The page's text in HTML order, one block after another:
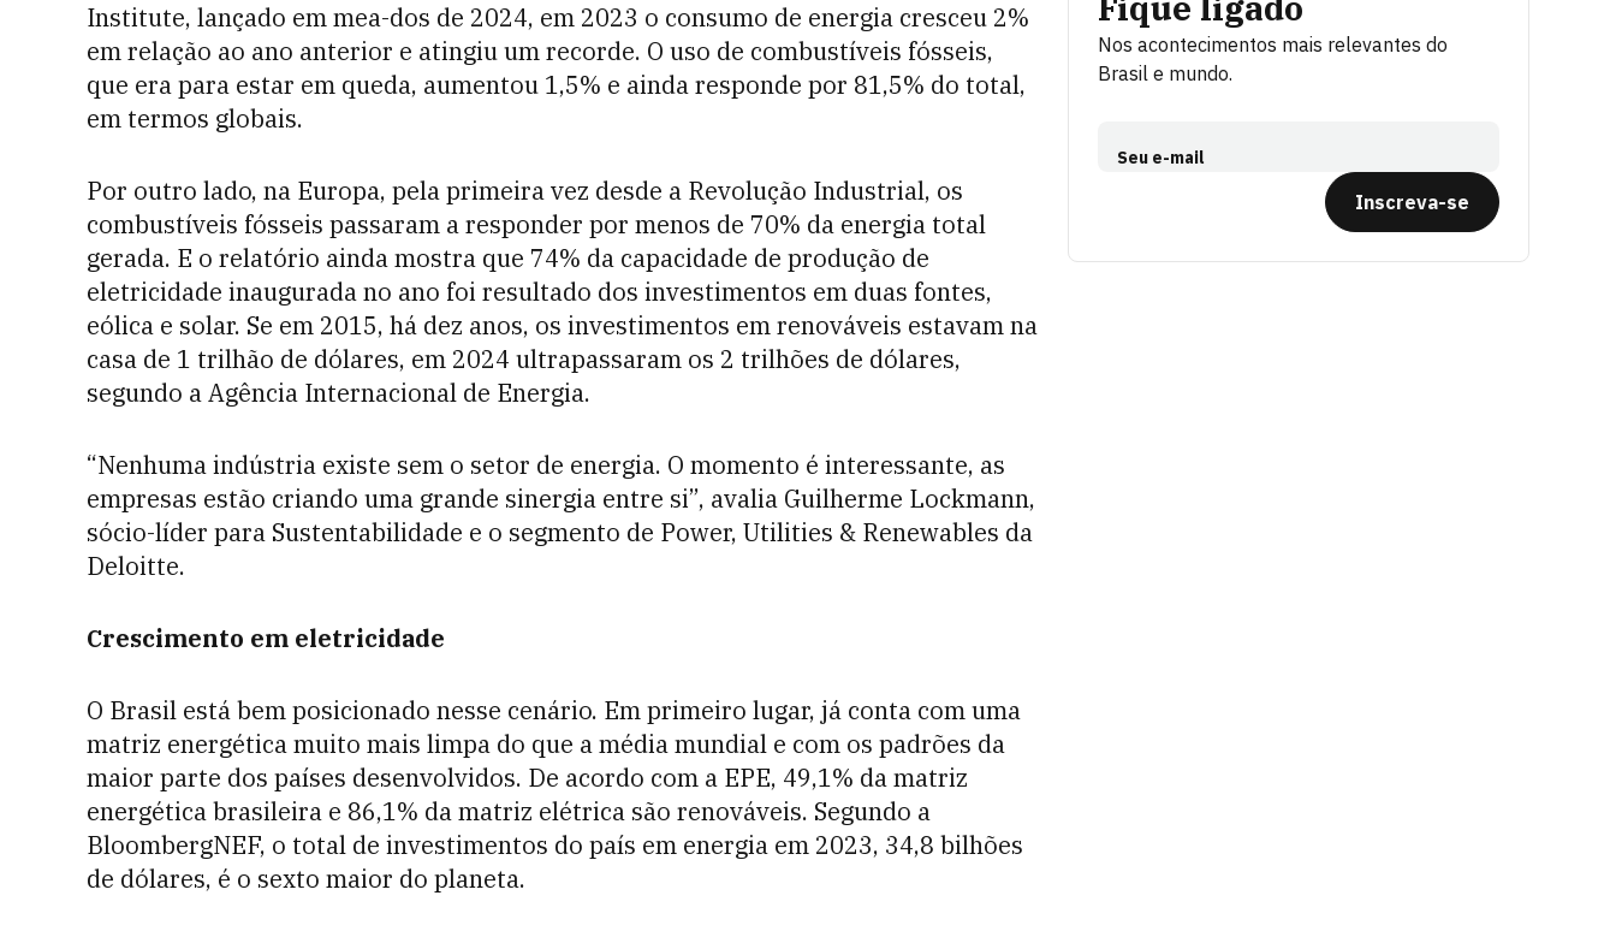
Institute, lançado em mea-dos de 2024, em 2023 o consumo de energia cresceu 2%
em relação ao ano anterior e atingiu um recorde. O uso de combustíveis fósseis,
que era para estar em queda, aumentou 1,5% e ainda responde por 81,5% do total,
em termos globais.
Por outro lado, na Europa, pela primeira vez desde a Revolução Industrial, os
combustíveis fósseis passaram a responder por menos de 70% da energia total
gerada. E o relatório ainda mostra que 74% da capacidade de produção de
eletricidade inaugurada no ano foi resultado dos investimentos em duas fontes,
eólica e solar. Se em 2015, há dez anos, os investimentos em renováveis estavam na
casa de 1 trilhão de dólares, em 2024 ultrapassaram os 2 trilhões de dólares,
segundo a Agência Internacional de Energia.
“Nenhuma indústria existe sem o setor de energia. O momento é interessante, as
empresas estão criando uma grande sinergia entre si”, avalia Guilherme Lockmann,
sócio-líder para Sustentabilidade e o segmento de Power, Utilities & Renewables da
Deloitte.
Crescimento em eletricidade
O Brasil está bem posicionado nesse cenário. Em primeiro lugar, já conta com uma
matriz energética muito mais limpa do que a média mundial e com os padrões da
maior parte dos países desenvolvidos. De acordo com a EPE, 49,1% da matriz
energética brasileira e 86,1% da matriz elétrica são renováveis. Segundo a
BloombergNEF, o total de investimentos do país em energia em 2023, 34,8 bilhões
de dólares, é o sexto maior do planeta.
Nos acontecimentos mais relevantes do
Brasil e mundo.
Seu e-mail
Inscreva-se